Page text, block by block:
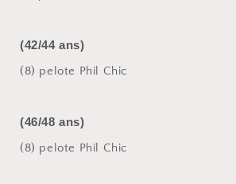
(42/44 ans)
(8) pelote Phil Chic
(46/48 ans)
(8) pelote Phil Chic